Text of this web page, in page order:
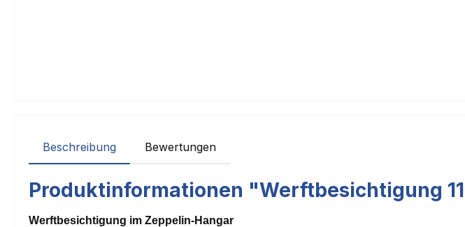
Beschreibung Bewertungen
Produktinformationen "Werftbesichtigung
Werftbesichtigung im Zeppelin-Hangar